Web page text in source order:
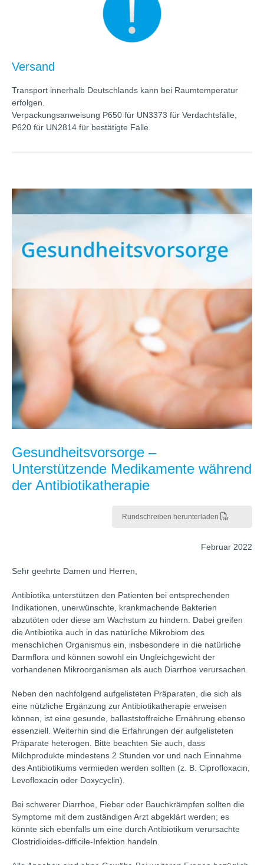
Versand
Transport innerhalb Deutschlands kann bei Raumtemperatur
erfolgen.
Verpackungsanweisung P650 für UN3373 für Verdachtsfälle,
P620 für UN2814 für bestätigte Fälle.
Gesundheitsvorsorge –
Unterstützende Medikamente während
der Antibiotikatherapie
Rundschreiben herunterladen
Februar 2022
Sehr geehrte Damen und Herren,
Antibiotika unterstützen den Patienten bei entsprechenden
Indikationen, unerwünschte, krankmachende Bakterien
abzutöten oder diese am Wachstum zu hindern. Dabei greifen
die Antibiotika auch in das natürliche Mikrobiom des
menschlichen Organismus ein, insbesondere in die natürliche
Darmflora und können sowohl ein Ungleichgewicht der
vorhandenen Mikroorganismen als auch Diarrhoe verursachen.
Neben den nachfolgend aufgelisteten Präparaten, die sich als
eine nützliche Ergänzung zur Antibiotikatherapie erweisen
können, ist eine gesunde, ballaststoffreiche Ernährung ebenso
essenziell. Weiterhin sind die Erfahrungen der aufgelisteten
Präparate heterogen. Bitte beachten Sie auch, dass
Milchprodukte mindestens 2 Stunden vor und nach Einnahme
des Antibiotikums vermieden werden sollten (z. B. Ciprofloxacin,
Levofloxacin oder Doxycyclin).
Bei schwerer Diarrhoe, Fieber oder Bauchkrämpfen sollten die
Symptome mit dem zuständigen Arzt abgeklärt werden; es
könnte sich ebenfalls um eine durch Antibiotikum verursachte
Clostridioides-difficile-Infektion handeln.